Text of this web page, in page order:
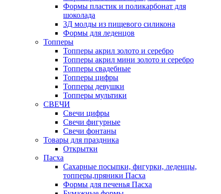
Формы пластик и поликарбонат для
шоколада
3Д молды из пищевого силикона
Формы для леденцов
Топперы
Топперы акрил золото и серебро
Топперы акрил мини золото и серебро
Топперы свадебные
Топперы цифры
Топперы девушки
Топперы мультики
СВЕЧИ
Свечи цифры
Свечи фигурные
Свечи фонтаны
Товары для праздника
Открытки
Пасха
Сахарные посыпки, фигурки, леденцы,
топперы,пряники Пасха
Формы для печенья Пасха